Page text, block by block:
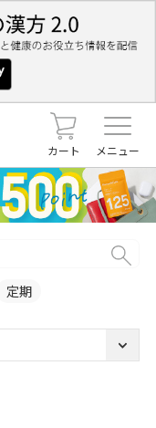
カート メニュー
定期